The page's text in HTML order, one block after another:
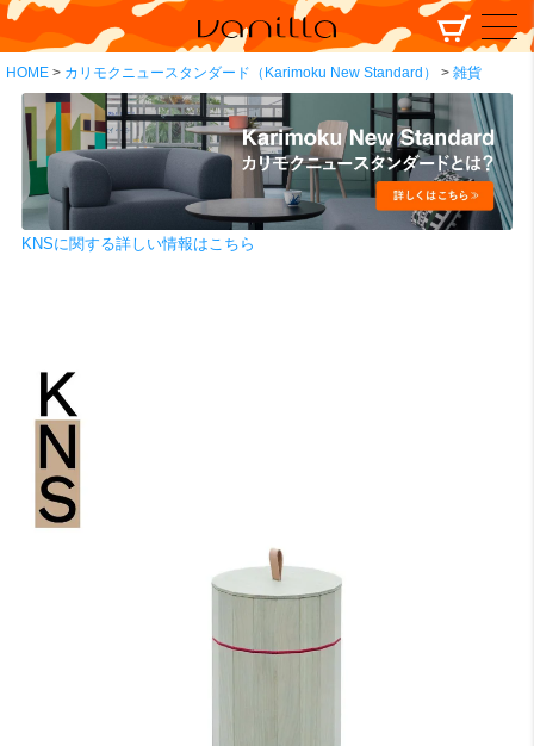
HOME カリモクニュースタンダード（Karimoku New Standard） 雑貨
検索
KNSに関する詳しい情報はこちら